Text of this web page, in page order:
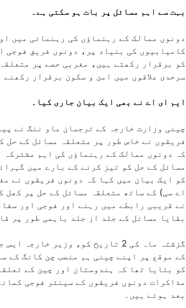
بہت سے اہم مسائل پر بات ہو سکتی ہے۔
دونوں ممالک کے رہنماؤں کی رہنمائی میں
کامیابیوں کی بنیاد پر، دونوں فریق فوجی
کو برقرار رکھتے ہیں، مغربی حصے پر
سرحدی علاقوں میں امن و سکون برقرار رکھنے
ایم ای اے نے بھی ایک بیان جاری کیا۔
چینی وزارت خارجہ کے ترجمان ماو ننگ نے
فریقوں نے خاص طور پر متعلقہ مسائل کے حل
کہ دونوں ممالک کے رہنماؤں کی اہم مشترکہ
مسائل کے حل کو تیز کرنے کے بارے میں
کو ایک بیان میں کہا کہ دونوں فریقوں نے
اے سی) کے ساتھ متعلقہ مسائل کے حل پر
نے قریبی رابطے میں رہنے اور فوجی اور
بقایا مسائل کے جلد از جلد باہمی طور پر
کے موقع پر اپنے چینی ہم منصب چن کانگ کے
کو بتایا تھا کہ ہندوستان اور چین کے
مذاکرات دونوں فریقوں کے سینئر فوجی
بعد ہوئے ہیں۔